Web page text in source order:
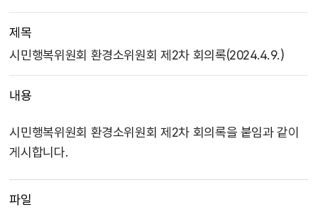
제목
시민행복위원회 환경소위원회 제2차 회의록(2024.4.9.)
내용
시민행복위원회 환경소위원회 제2차 회의록을 붙임과 같이
게시합니다.
파일